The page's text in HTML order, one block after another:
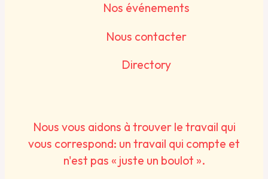
Nous vous aidons à trouver le travail qui
vous correspond: un travail qui compte et
n'est pas « juste un boulot ».
Nos événements
Nous contacter
Directory